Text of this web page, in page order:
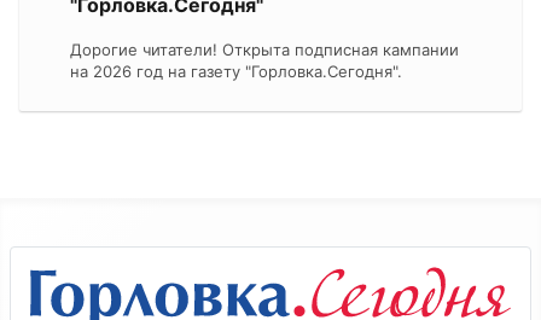
Дорогие читатели! Открыта подписная кампании
на 2026 год на газету "Горловка.Сегодня".